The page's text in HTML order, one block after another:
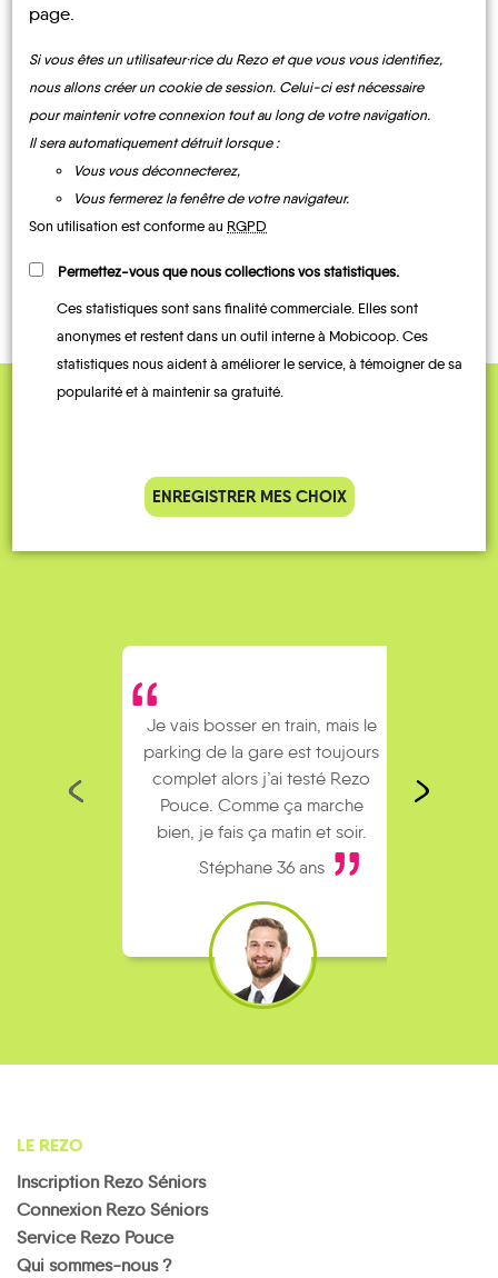
Les infosMOBILITE
QUELQUES
Témoignages
Je vais bosser en train, mais le
parking de la gare est toujours
complet alors j’ai testé Rezo
Pouce. Comme ça marche
bien, je fais ça matin et soir.
Stéphane 36 ans
LE REZO
Inscription Rezo Séniors
Connexion Rezo Séniors
Service Rezo Pouce
Qui sommes-nous ?
page.
Si vous êtes un utilisateur·rice du Rezo et que vous vous identifiez,
nous allons créer un cookie de session. Celui-ci est nécessaire
pour maintenir votre connexion tout au long de votre navigation.
Il sera automatiquement détruit lorsque :
Vous vous déconnecterez,
Vous fermerez la fenêtre de votre navigateur.
Son utilisation est conforme au RGPD
Permettez-vous que nous collections vos statistiques.
Ces statistiques sont sans finalité commerciale. Elles sont
anonymes et restent dans un outil interne à Mobicoop. Ces
statistiques nous aident à améliorer le service, à témoigner de sa
popularité et à maintenir sa gratuité.
ENREGISTRER MES CHOIX